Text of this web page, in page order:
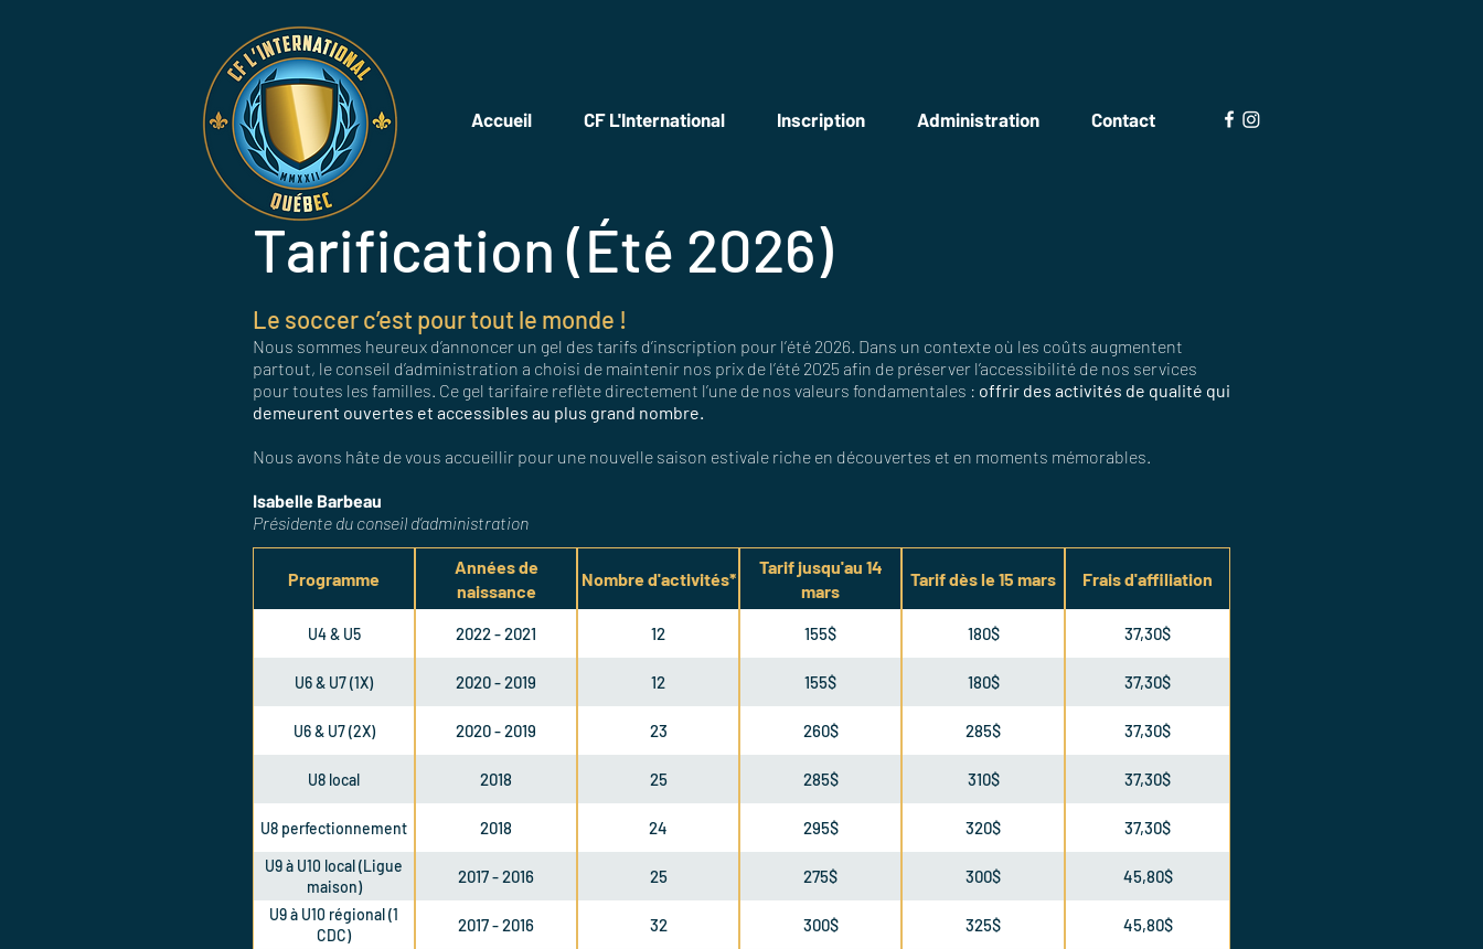
Accueil CF L'International Inscription Administration Contact
Tarification (Été 2026)
Le soccer c’est pour tout le monde !
Nous sommes heureux d’annoncer un gel des tarifs d’inscription pour l’été 2026. Dans un contexte où les coûts augmentent
partout, le conseil d’administration a choisi de maintenir nos prix de l’été 2025 afin de préserver l’accessibilité de nos services
pour toutes les familles. Ce gel tarifaire reflète directement l’une de nos valeurs fondamentales : offrir des activités de qualité qui
demeurent ouvertes et accessibles au plus grand nombre.
Nous avons hâte de vous accueillir pour une nouvelle saison estivale riche en découvertes et en moments mémorables.
Isabelle Barbeau
Présidente du conseil d’administration
Programme
Années de
naissance
Nombre d'activités*
Tarif jusqu'au 14
mars
Tarif dès le 15 mars Frais d'affiliation
U4 & U5 2022 - 2021 12 155$ 180$ 37,30$
U6 & U7 (1X) 2020 - 2019 12 155$ 180$ 37,30$
U6 & U7 (2X) 2020 - 2019 23 260$ 285$ 37,30$
U8 local 2018 25 285$ 310$ 37,30$
U8 perfectionnement 2018 24 295$ 320$ 37,30$
U9 à U10 local (Ligue
maison)
2017 - 2016 25 275$ 300$ 45,80$
U9 à U10 régional (1
CDC)
2017 - 2016 32 300$ 325$ 45,80$